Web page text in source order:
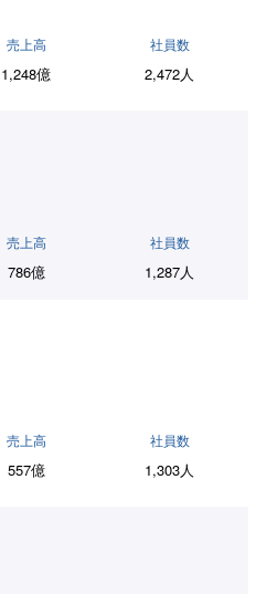
売上高
1,248億
社員数
2,472人
売上高
786億
社員数
1,287人
売上高
557億
社員数
1,303人